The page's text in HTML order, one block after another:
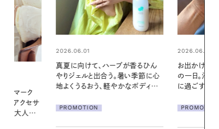
2026.06.01
お出かけ前のひと手間で変わる、夏
の一日。汗ばむ季節を「ごきげん」
に過ごす私の新習慣
PROMOTION
2026.07.24
夏の髪と心
る【大人気の
1本で汗ばむ